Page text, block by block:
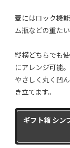
蓋にはロック機
ム瓶などの重た
縦横どちらでも
にアレンジ可能。
やさしく丸く凹
き立てます。
ギフト箱 シン